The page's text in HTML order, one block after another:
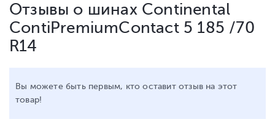
Отзывы о шинах Continental
ContiPremiumContact 5 185 /70
R14
Вы можете быть первым, кто оставит отзыв на этот
товар!